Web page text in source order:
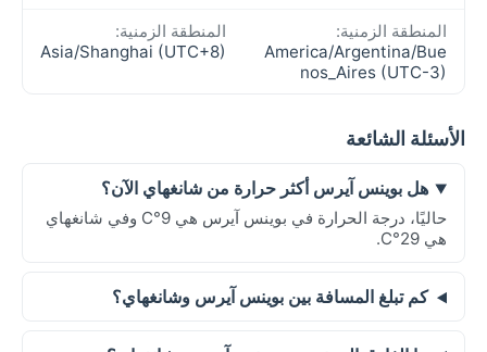
المنطقة الزمنية:
America/Argentina/Bue
nos_Aires (UTC-3)
المنطقة الزمنية:
Asia/Shanghai (UTC+8)
الأسئلة الشائعة
هل بوينس آيرس أكثر حرارة من شانغهاي الآن؟
حاليًا، درجة الحرارة في بوينس آيرس هي 9°C وفي شانغهاي
هي 29°C.
كم تبلغ المسافة بين بوينس آيرس وشانغهاي؟